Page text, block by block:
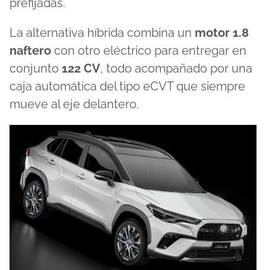
prefijadas.
La alternativa híbrida combina un motor 1.8
naftero con otro eléctrico para entregar en
conjunto 122 CV, todo acompañado por una
caja automática del tipo eCVT que siempre
mueve al eje delantero.